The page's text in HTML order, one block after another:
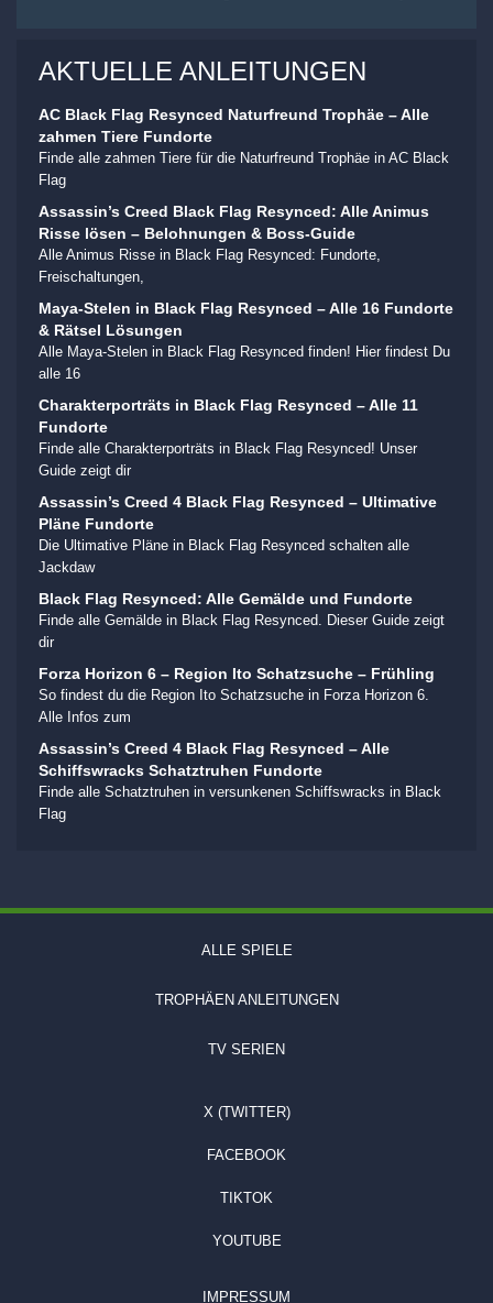
AKTUELLE ANLEITUNGEN
AC Black Flag Resynced Naturfreund Trophäe – Alle
zahmen Tiere Fundorte
Finde alle zahmen Tiere für die Naturfreund Trophäe in AC Black
Flag
Assassin’s Creed Black Flag Resynced: Alle Animus
Risse lösen – Belohnungen & Boss-Guide
Alle Animus Risse in Black Flag Resynced: Fundorte,
Freischaltungen,
Maya-Stelen in Black Flag Resynced – Alle 16 Fundorte
& Rätsel Lösungen
Alle Maya-Stelen in Black Flag Resynced finden! Hier findest Du
alle 16
Charakterporträts in Black Flag Resynced – Alle 11
Fundorte
Finde alle Charakterporträts in Black Flag Resynced! Unser
Guide zeigt dir
Assassin’s Creed 4 Black Flag Resynced – Ultimative
Pläne Fundorte
Die Ultimative Pläne in Black Flag Resynced schalten alle
Jackdaw
Black Flag Resynced: Alle Gemälde und Fundorte
Finde alle Gemälde in Black Flag Resynced. Dieser Guide zeigt
dir
Forza Horizon 6 – Region Ito Schatzsuche – Frühling
So findest du die Region Ito Schatzsuche in Forza Horizon 6.
Alle Infos zum
Assassin’s Creed 4 Black Flag Resynced – Alle
Schiffswracks Schatztruhen Fundorte
Finde alle Schatztruhen in versunkenen Schiffswracks in Black
Flag
ALLE SPIELE
TROPHÄEN ANLEITUNGEN
TV SERIEN
X (TWITTER)
FACEBOOK
TIKTOK
YOUTUBE
IMPRESSUM